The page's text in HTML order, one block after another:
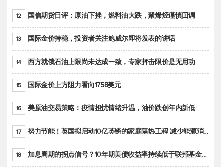
12 国信期货日评：原油下挫，燃料油大跌，聚烯烃谨慎回调
13 国际金价持稳，投资者关注鲍威尔即将发表的讲话
14 西方就俄石油上限尚未达成一致，专家抨击限价是无用功
15 国际金价上方阻力看向1758美元
16 美原油交易策略：疫情担忧情绪升温，油价跌创年内新低
17 努力节能！英国拟启动10亿英镑的家庭隔热工程 减少能源消耗
18 加息周期的拐点信号？10年期美债收益率持续低于联邦基金利率目标区间